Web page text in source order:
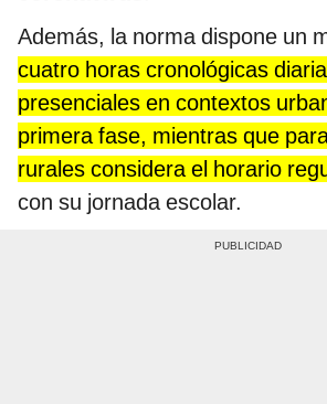
Además, la norma dispone un
cuatro horas cronológicas
presenciales en contextos
primera fase, mientras que
rurales considera el horario
con su jornada escolar.